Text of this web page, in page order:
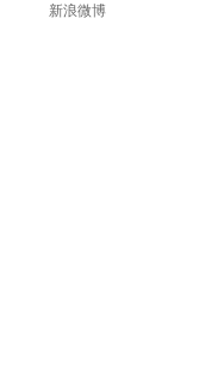
新浪微博